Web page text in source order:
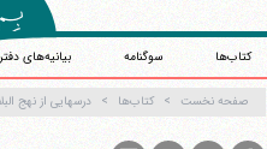
کتاب‌ها سوگنامه بیانیه‌های دفتر
صفحه نخست کتاب‌ها درسهایی از نهج